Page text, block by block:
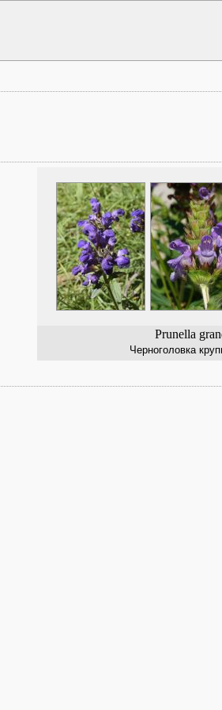
Prunella
Черноголовка